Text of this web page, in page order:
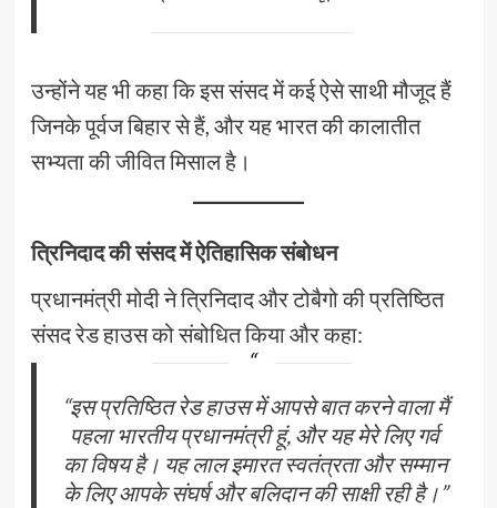
उन्होंने यह भी कहा कि इस संसद में कई ऐसे साथी मौजूद हैं
जिनके पूर्वज बिहार से हैं, और यह भारत की कालातीत
सभ्यता की जीवित मिसाल है।
त्रिनिदाद की संसद में ऐतिहासिक संबोधन
प्रधानमंत्री मोदी ने त्रिनिदाद और टोबैगो की प्रतिष्ठित
संसद रेड हाउस को संबोधित किया और कहा:
“इस प्रतिष्ठित रेड हाउस में आपसे बात करने वाला मैं
पहला भारतीय प्रधानमंत्री हूं, और यह मेरे लिए गर्व
का विषय है। यह लाल इमारत स्वतंत्रता और सम्मान
के लिए आपके संघर्ष और बलिदान की साक्षी रही है।”